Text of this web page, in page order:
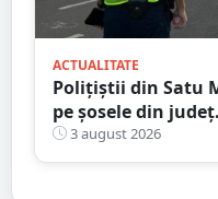
ACTUALITATE
Polițiștii din Satu
pe șosele din
3 august 2026